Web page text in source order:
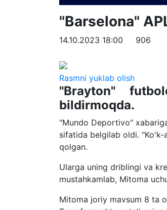
"Barselona"
14.10.2023 18:00 906
Rasmni yuklab olish
"Brayton"
bildirmoqda.
"Mundo Deportivo"
sifatida belgilab oldi.
qolgan.
Ularga uning driblingi va
mustahkamlab, Mitoma
Mitoma joriy mavsum 8 ta